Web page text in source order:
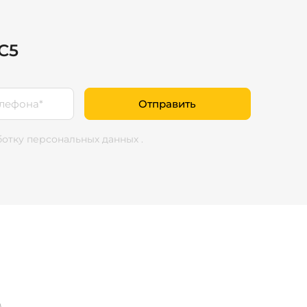
Отправить
персональных данных .